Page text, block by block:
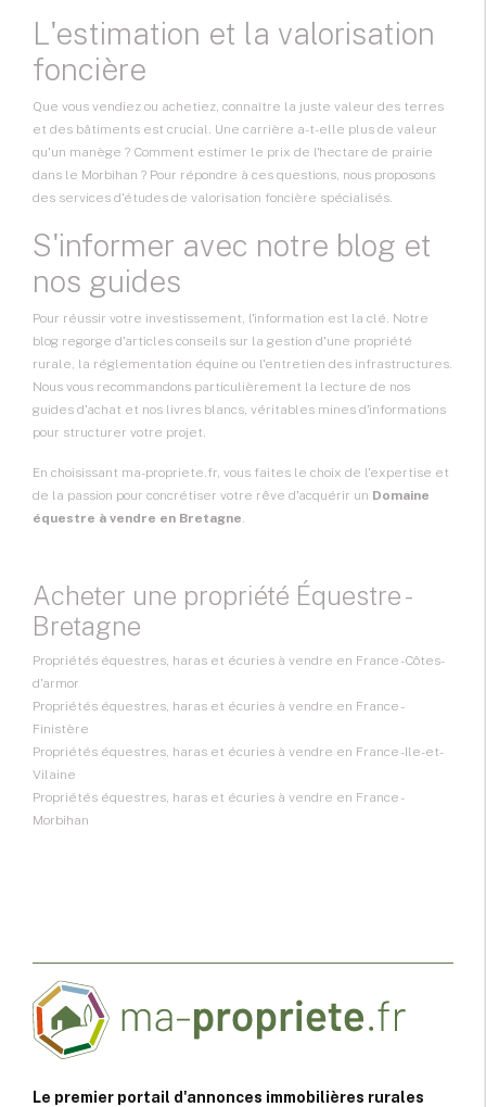
L'estimation et la valorisation
foncière
Que vous vendiez ou achetiez, connaître la juste valeur des terres
et des bâtiments est crucial. Une carrière a-t-elle plus de valeur
qu'un manège ? Comment estimer le prix de l'hectare de prairie
dans le Morbihan ? Pour répondre à ces questions, nous proposons
des services d'études de valorisation foncière spécialisés.
S'informer avec notre blog et
nos guides
Pour réussir votre investissement, l'information est la clé. Notre
blog regorge d'articles conseils sur la gestion d'une propriété
rurale, la réglementation équine ou l'entretien des infrastructures.
Nous vous recommandons particulièrement la lecture de nos
guides d'achat et nos livres blancs, véritables mines d'informations
pour structurer votre projet.
En choisissant ma-propriete.fr, vous faites le choix de l'expertise et
de la passion pour concrétiser votre rêve d'acquérir un Domaine
équestre à vendre en Bretagne.
Acheter une propriété Équestre -
Bretagne
Propriétés équestres, haras et écuries à vendre en France - Côtes-
d'armor
Propriétés équestres, haras et écuries à vendre en France -
Finistère
Propriétés équestres, haras et écuries à vendre en France - Ile-et-
Vilaine
Propriétés équestres, haras et écuries à vendre en France -
Morbihan
Le premier portail d'annonces immobilières rurales